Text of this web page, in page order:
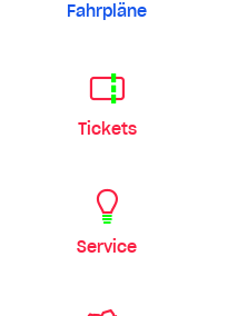
Fahrpläne
Tickets
Service